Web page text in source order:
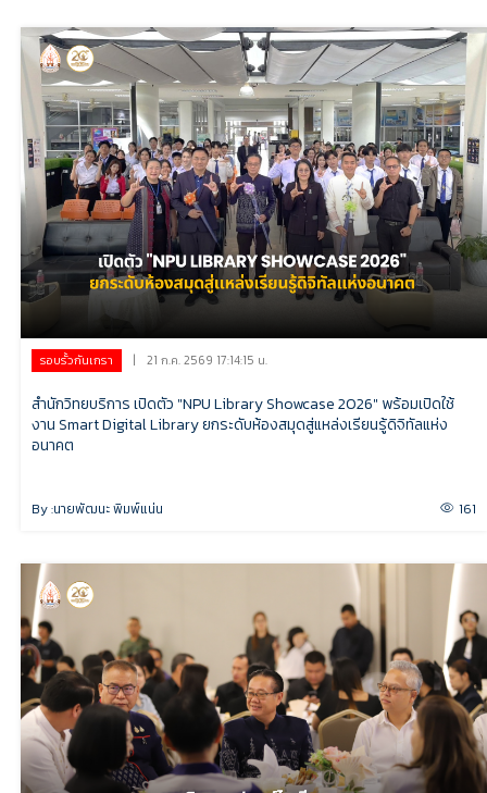
รอบรั้วกันเกรา | 21 ก.ค. 2569 17:14:15 น.
สำนักวิทยบริการ เปิดตัว "NPU Library Showcase 2026" พร้อมเปิดใช้
งาน Smart Digital Library ยกระดับห้องสมุดสู่แหล่งเรียนรู้ดิจิทัลแห่ง
อนาคต
By :นายพัฒนะ พิมพ์แน่น 161